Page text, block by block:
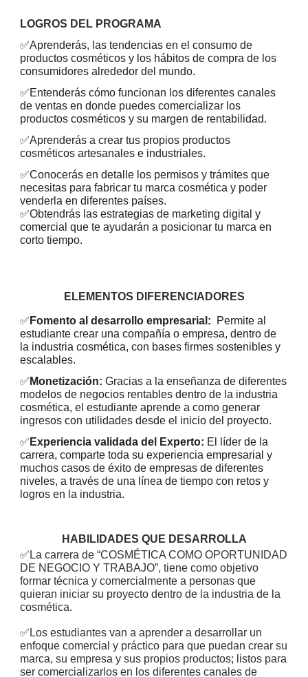
LOGROS DEL PROGRAMA
✅Aprenderás, las tendencias en el consumo de
productos cosméticos y los hábitos de compra de los
consumidores alrededor del mundo.
✅Entenderás cómo funcionan los diferentes canales
de ventas en donde puedes comercializar los
productos cosméticos y su margen de rentabilidad.
✅Aprenderás a crear tus propios productos
cosméticos artesanales e industriales.
✅Conocerás en detalle los permisos y trámites que
necesitas para fabricar tu marca cosmética y poder
venderla en diferentes países.
✅Obtendrás las estrategias de marketing digital y
comercial que te ayudarán a posicionar tu marca en
corto tiempo.
ELEMENTOS DIFERENCIADORES
✅ Fomento al desarrollo empresarial:
Permite al
estudiante crear una compañía o empresa, dentro de
la industria cosmética, con bases firmes sostenibles y
escalables.
✅ Monetización: Gracias a la enseñanza de diferentes
modelos de negocios rentables dentro de la industria
cosmética, el estudiante aprende a como generar
ingresos con utilidades desde el inicio del proyecto.
✅ Experiencia validada del Experto: El líder de la
carrera, comparte toda su experiencia empresarial y
muchos casos de éxito de empresas de diferentes
niveles, a través de una línea de tiempo con retos y
logros en la industria.
HABILIDADES QUE DESARROLLA
✅ La carrera de “COSMÉTICA COMO OPORTUNIDAD
DE NEGOCIO Y TRABAJO”, tiene como objetivo
formar técnica y comercialmente a personas que
quieran iniciar su proyecto dentro de la industria de la
cosmética.
✅ Los estudiantes van a aprender a desarrollar un
enfoque comercial y práctico para que puedan crear su
marca, su empresa y sus propios productos; listos para
ser comercializarlos en los diferentes canales de